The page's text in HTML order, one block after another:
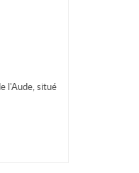
l'Aude, situé